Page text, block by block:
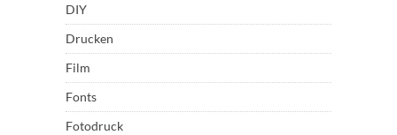
DIY
Drucken
Film
Fonts
Fotodruck